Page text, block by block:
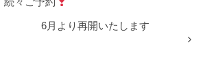
6月より再開いたします